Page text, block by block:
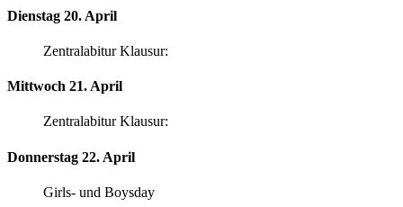
Dienstag 20. April
Zentralabitur Klausur:
Mittwoch 21. April
Zentralabitur Klausur:
Donnerstag 22. April
Girls- und Boysday